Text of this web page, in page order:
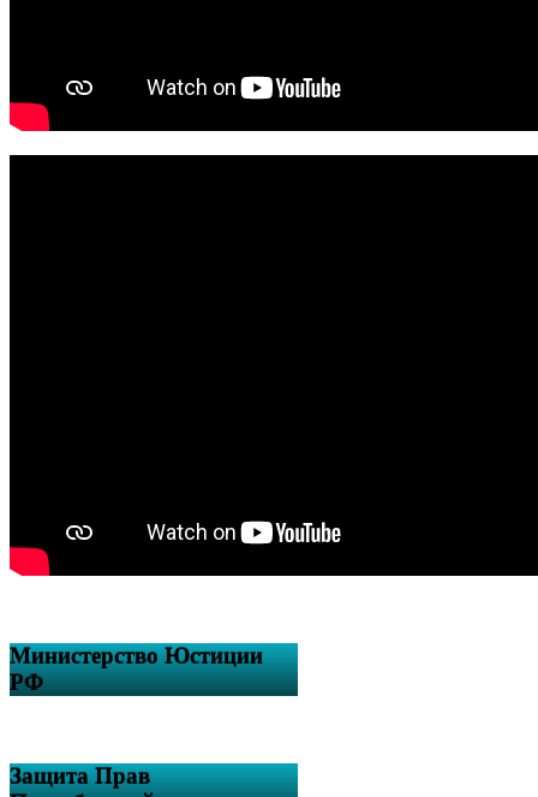
Министерство Юстиции
РФ
Защита Прав